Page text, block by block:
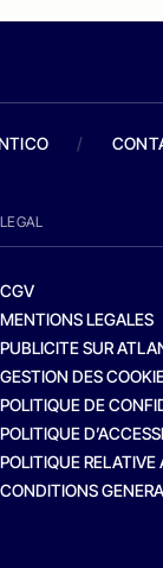
/
LEGAL
CGV
MENTIONS LEGALES
PUBLICITE SUR
GESTION DES
POLITIQUE DE
POLITIQUE
POLITIQUE RELATIVE
CONDITIONS